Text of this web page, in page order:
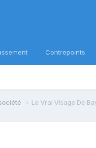
Contrepoints
Le Vrai Visage De